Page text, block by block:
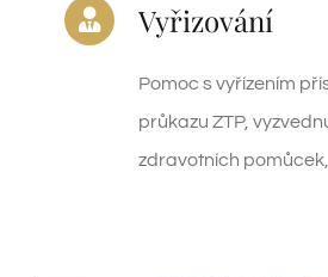
Vyřizování
Pomoc s vyřízením
průkazu ZTP,
zdravotních